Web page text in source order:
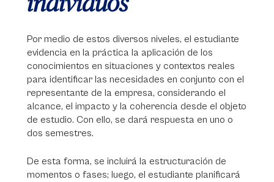
Por medio de estos diversos niveles, el estudiante
evidencia en la práctica la aplicación de los
conocimientos en situaciones y contextos reales
para identificar las necesidades en conjunto con el
representante de la empresa, considerando el
alcance, el impacto y la coherencia desde el objeto
de estudio. Con ello, se dará respuesta en uno o
dos semestres.
De esta forma, se incluirá la estructuración de
momentos o fases; luego, el estudiante planificará